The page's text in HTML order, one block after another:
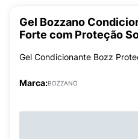
Gel Bozzano
Forte com Proteção
Gel Condicionante Bozz
Marca:BOZZANO